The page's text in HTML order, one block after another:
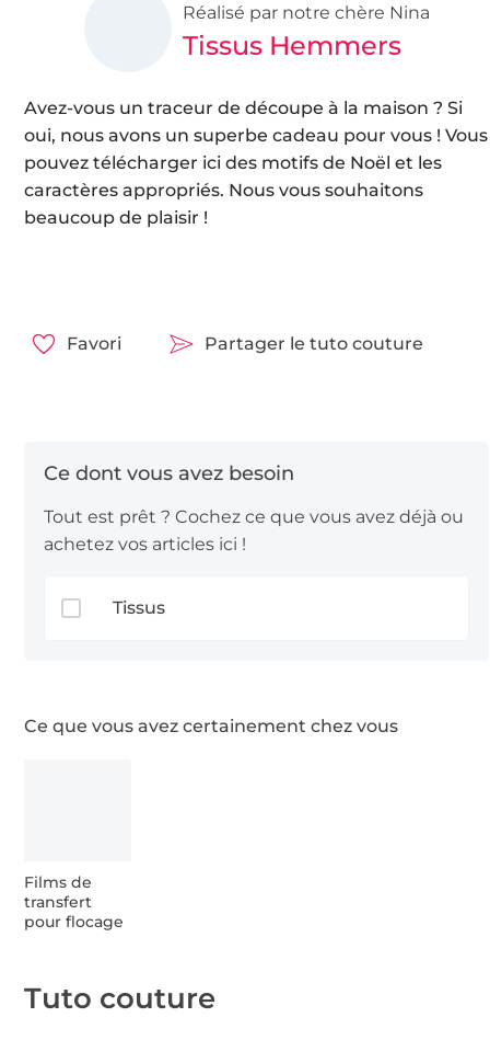
Réalisé par notre chère Nina
Tissus Hemmers
Avez-vous un traceur de découpe à la maison ? Si
oui, nous avons un superbe cadeau pour vous ! Vous
pouvez télécharger ici des motifs de Noël et les
caractères appropriés. Nous vous souhaitons
beaucoup de plaisir !
Favori Partager le tuto couture
Tout est prêt ? Cochez ce que vous avez déjà ou
achetez vos articles ici !
Tissus
Ce que vous avez certainement chez vous
Films de
transfert
pour flocage
Tuto couture